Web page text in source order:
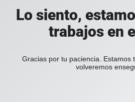
Lo siento,
trabajos en
Gracias por tu paciencia. Estamos
volveremos